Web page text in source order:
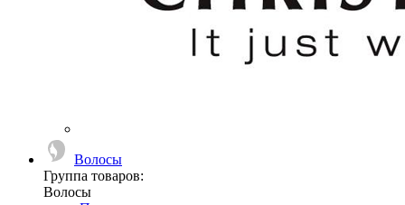
Волосы
Группа товаров:
Волосы